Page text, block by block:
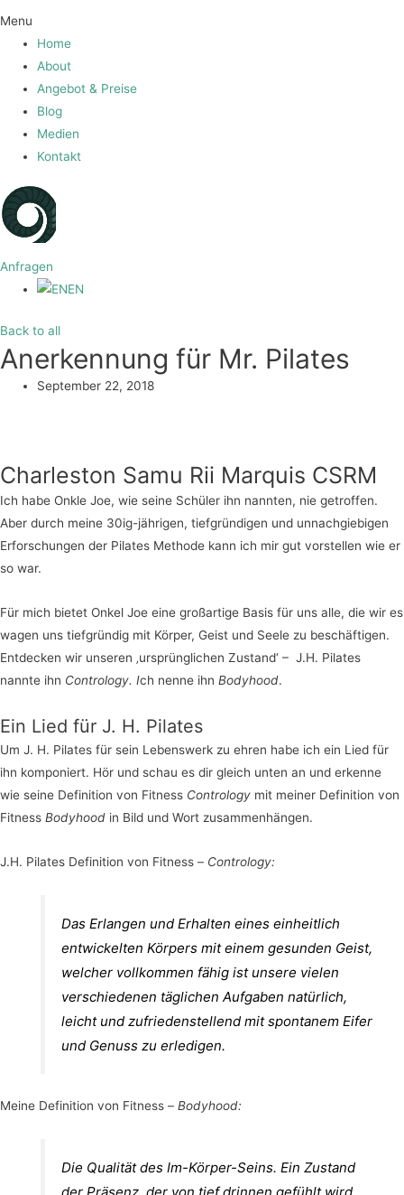
Menu
Home
About
Angebot & Preise
Blog
Medien
Kontakt
Anfragen
EN
Back to all
Anerkennung für Mr. Pilates
September 22, 2018
Charleston Samu Rii Marquis CSRM
Ich habe Onkle Joe, wie seine Schüler ihn nannten, nie getroffen.
Aber durch meine 30ig-jährigen, tiefgründigen und unnachgiebigen
Erforschungen der Pilates Methode kann ich mir gut vorstellen wie er
so war.
Für mich bietet Onkel Joe eine großartige Basis für uns alle, die wir es
wagen uns tiefgründig mit Körper, Geist und Seele zu beschäftigen.
Entdecken wir unseren ‚ursprünglichen Zustand‘ – J.H. Pilates
nannte ihn Contrology. Ich nenne ihn Bodyhood.
Ein Lied für J. H. Pilates
Um J. H. Pilates für sein Lebenswerk zu ehren habe ich ein Lied für
ihn komponiert. Hör und schau es dir gleich unten an und erkenne
wie seine Definition von Fitness Contrology mit meiner Definition von
Fitness Bodyhood in Bild und Wort zusammenhängen.
J.H. Pilates Definition von Fitness – Contrology:
Das Erlangen und Erhalten eines einheitlich
entwickelten Körpers mit einem gesunden Geist,
welcher vollkommen fähig ist unsere vielen
verschiedenen täglichen Aufgaben natürlich,
leicht und zufriedenstellend mit spontanem Eifer
und Genuss zu erledigen.
Meine Definition von Fitness – Bodyhood:
Die Qualität des Im-Körper-Seins. Ein Zustand